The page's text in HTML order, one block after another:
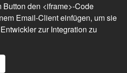
den <iframe>-Code
Email-Client einfügen, um sie
zur Integration zu